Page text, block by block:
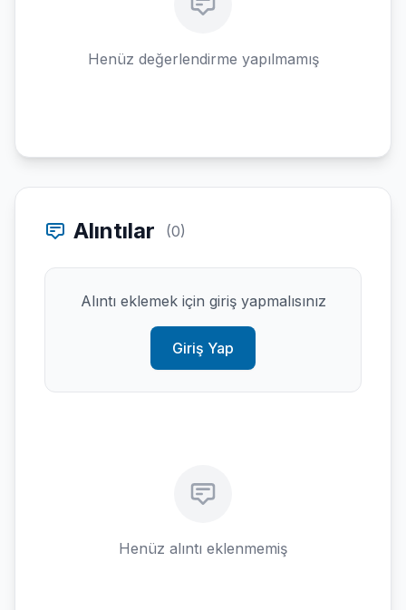
Henüz değerlendirme yapılmamış
Alıntılar (0)
Alıntı eklemek için giriş yapmalısınız
Giriş Yap
Henüz alıntı eklenmemiş